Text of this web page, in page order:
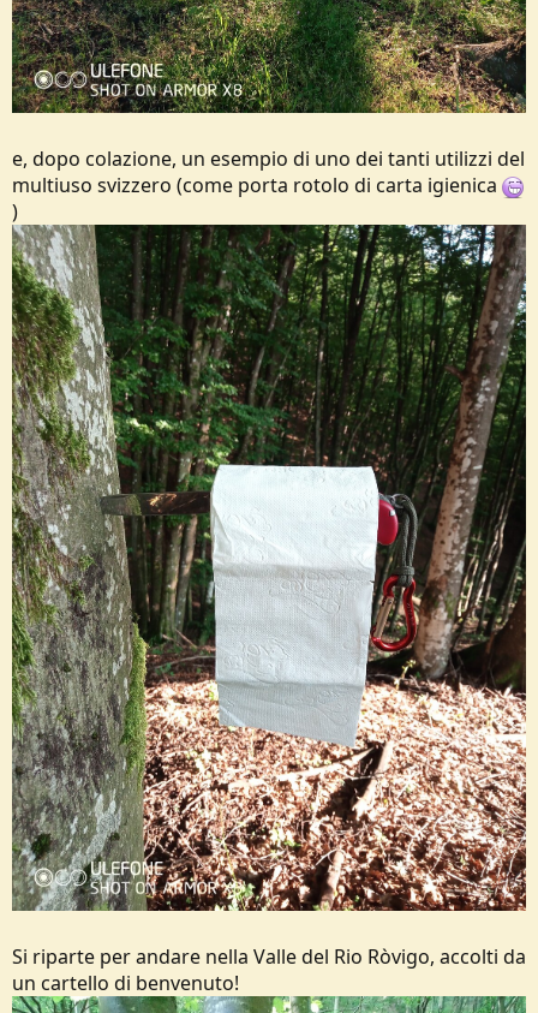
e, dopo colazione, un esempio di uno dei tanti utilizzi del
multiuso svizzero (come porta rotolo di carta igienica
)
Si riparte per andare nella Valle del Rio Ròvigo, accolti da
un cartello di benvenuto!